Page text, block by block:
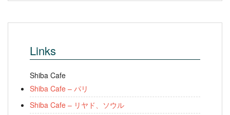
Links
Shiba Cafe
Shiba Cafe – パリ
Shiba Cafe – リヤド、ソウル